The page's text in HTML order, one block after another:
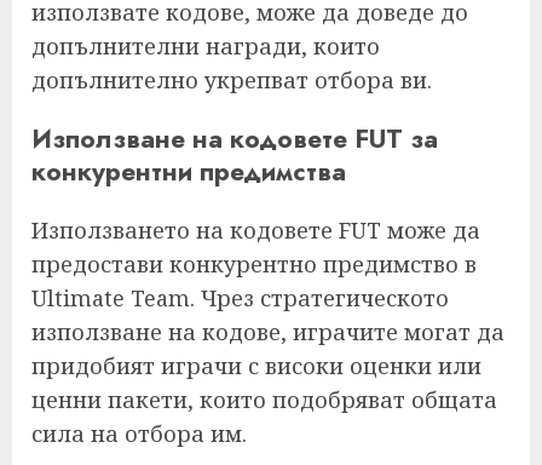
използвате кодове, може да доведе до
допълнителни награди, които
допълнително укрепват отбора ви.
Използване на кодовете FUT за
конкурентни предимства
Използването на кодовете FUT може да
предостави конкурентно предимство в
Ultimate Team. Чрез стратегическото
използване на кодове, играчите могат да
придобият играчи с високи оценки или
ценни пакети, които подобряват общата
сила на отбора им.